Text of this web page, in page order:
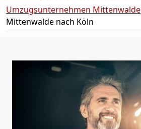
Umzugsunternehmen Mittenwalde
Mittenwalde nach Köln